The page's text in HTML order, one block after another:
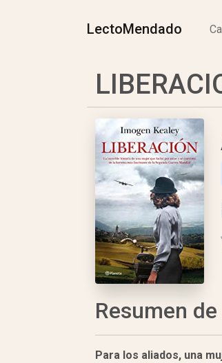
LectoMendado
Resumen de
Para los aliados, una